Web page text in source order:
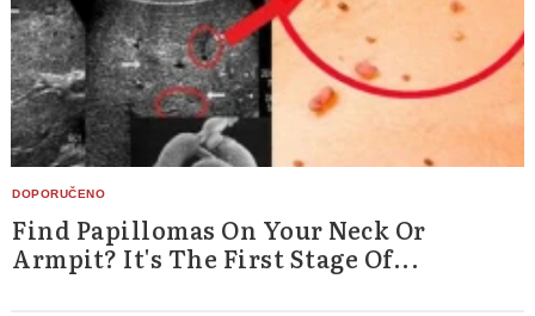
Find Papillomas On Your Neck Or
Armpit? It's The First Stage Of...